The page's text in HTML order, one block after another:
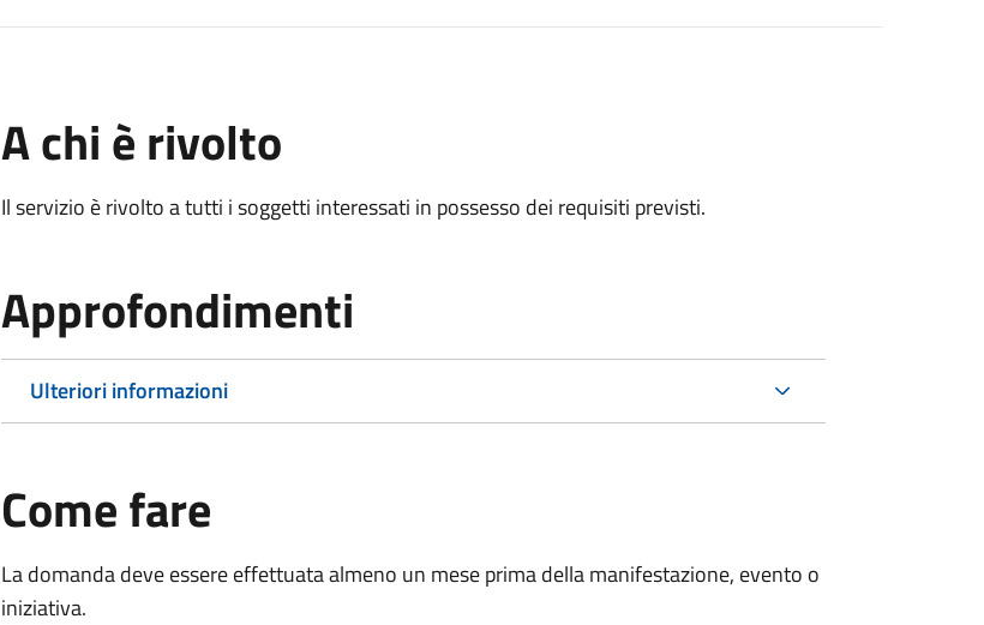
A chi è rivolto
Il servizio è rivolto a tutti i soggetti interessati in possesso dei requisiti previsti.
Approfondimenti
Ulteriori informazioni
Come fare
La domanda deve essere effettuata almeno un mese prima della manifestazione, evento o
iniziativa.